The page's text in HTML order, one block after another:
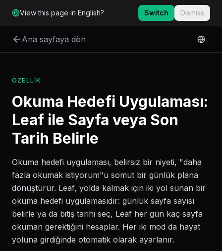
View this page in English? Switch Dismiss
Ana sayfaya dön
ÖZELLIK
Okuma Hedefi Uygulaması:
Leaf ile Sayfa veya Son
Tarih Belirle
Okuma hedefi uygulaması, belirsiz bir niyeti, "daha
fazla okumak istiyorum"u somut bir günlük plana
dönüştürür. Leaf, yolda kalmak için iki yol sunan bir
okuma hedefi uygulamasıdır: günlük sayfa sayısı
belirle ya da bitiş tarihi seç, Leaf her gün kaç sayfa
okuman gerektiğini hesaplar. Her iki mod da hayat
yoluna girdiğinde otomatik olarak ayarlanır.